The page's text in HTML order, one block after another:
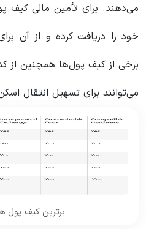
می‌دهند. برای تأمین مالی کیف
خود را دریافت کرده و از آن
می‌توانند برای تسهیل انتقال
برترین کیف پول